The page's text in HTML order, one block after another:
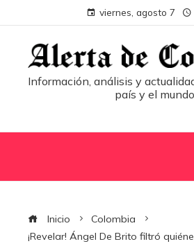
viernes, agosto 7
Información, análisis y
país y el mundo.
Inicio
Colombia
¡Revelar! Ángel De Brito filtró